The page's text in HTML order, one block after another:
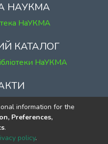
НАУКМА
НаУКМА
КАТАЛОГ
НаУКМА
Сковороди, 2
120
69-31
information for the
Preferences,
.
policy.